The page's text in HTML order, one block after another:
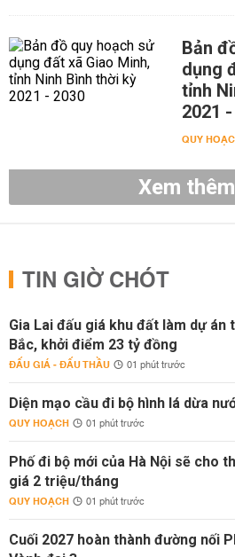
Bản
dụng
tỉnh
2021
QUY
Xem thêm
TIN GIỜ CHÓT
Gia Lai đấu giá khu đất làm dự án
Bắc, khởi điểm 23 tỷ đồng
ĐẤU GIÁ - ĐẤU THẦU 01 phút trước
Diện mạo cầu đi bộ hình lá dừa
QUY HOẠCH 01 phút trước
Phố đi bộ mới của Hà Nội sẽ cho
giá 2 triệu/tháng
QUY HOẠCH 01 phút trước
Cuối 2027 hoàn thành đường nối